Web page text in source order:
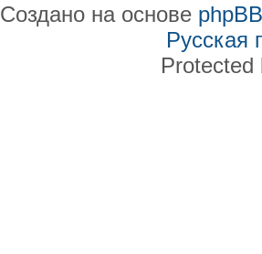
Создано на основе phpBB
Русская